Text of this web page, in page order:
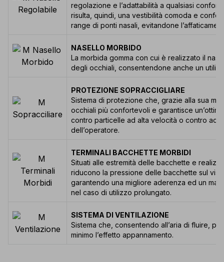
regolazione e l’adattabilità a qualsiasi
risulta, quindi, una vestibilità comoda e
range di ponti nasali, evitandone
NASELLO MORBIDO
La morbida gomma con cui è realizzato il
degli occhiali, consentendone anche un
PROTEZIONE SOPRACCIGLIARE
Sistema di protezione che, grazie alla sua
occhiali più confortevoli e garantisce
contro particelle ad alta velocità o contro
dell’operatore.
TERMINALI BACCHETTE MORBIDI
Situati alle estremità delle bacchette e
riducono la pressione delle bacchette sul
garantendo una migliore aderenza ed un
nel caso di utilizzo prolungato.
SISTEMA DI VENTILAZIONE
Sistema che, consentendo all’aria di fluire,
minimo l’effetto appannamento.